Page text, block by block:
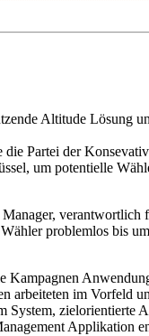
Altitude Lösung
Partei der
um potentielle
problemlos bis
Kampagnen
arbeiteten im Vorfeld
System,
Applikation